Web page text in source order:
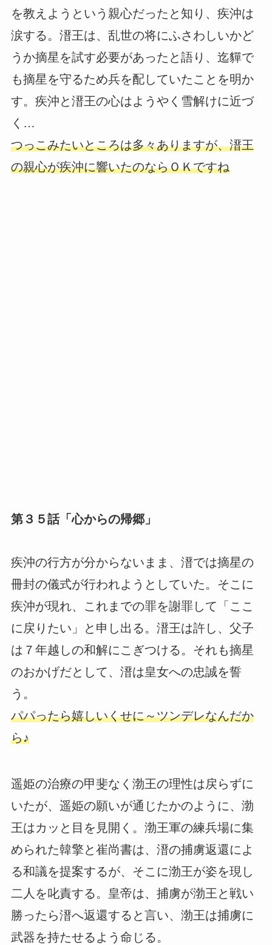
を教えようという親心だったと知り、疾沖は
涙する。溍王は、乱世の将にふさわしいかど
うか摘星を試す必要があったと語り、迄貚で
も摘星を守るため兵を配していたことを明か
す。疾沖と溍王の心はようやく雪解けに近づ
く…
つっこみたいところは多々ありますが、溍王
の親心が疾沖に響いたのならＯＫですね
第３５話「心からの帰郷」
疾沖の行方が分からないまま、溍では摘星の
冊封の儀式が行われようとしていた。そこに
疾沖が現れ、これまでの罪を謝罪して「ここ
に戻りたい」と申し出る。溍王は許し、父子
は７年越しの和解にこぎつける。それも摘星
のおかげだとして、溍は皇女への忠誠を誓
う。
パパったら嬉しいくせに～ツンデレなんだか
ら♪
遥姫の治療の甲斐なく渤王の理性は戻らずに
いたが、遥姫の願いが通じたかのように、渤
王はカッと目を見開く。渤王軍の練兵場に集
められた韓擎と崔尚書は、溍の捕虜返還によ
る和議を提案するが、そこに渤王が姿を現し
二人を叱責する。皇帝は、捕虜が渤王と戦い
勝ったら溍へ返還すると言い、渤王は捕虜に
武器を持たせるよう命じる。